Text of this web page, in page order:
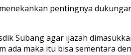
pentingnya
Subang agar ijazah
maka itu bisa sementara